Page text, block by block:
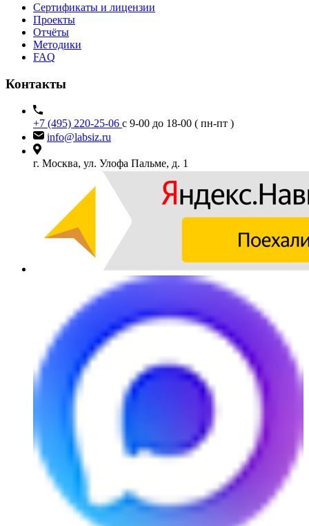
Сертификаты и лицензии
Проекты
Отчёты
Методики
FAQ
Контакты
+7 (495) 220-25-06 с 9-00 до 18-00 ( пн-пт )
info@labsiz.ru
г. Москва, ул. Улофа Пальме, д. 1